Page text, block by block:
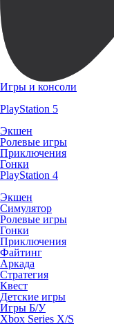
Игры и консоли
PlayStation 5
Экшен
Ролевые игры
Приключения
Гонки
PlayStation 4
Экшен
Симулятор
Ролевые игры
Гонки
Приключения
Файтинг
Аркада
Стратегия
Квест
Детские игры
Игры Б/У
Xbox Series X/S